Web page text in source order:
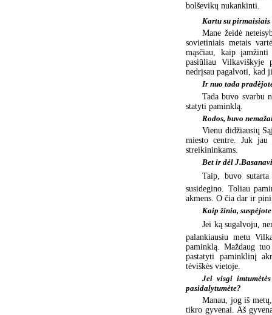
bolševikų nukankinti.
Kartu su
Mane žeidė
sovietiniais metais
mąsčiau, kaip
pasiūliau Vilkaviškyje
nedrįsau pagalvoti, kad
Ir nuo tada
Tada buvo svarbu
statyti paminklą.
Rodos, buvo
Vienu didžiausių
miesto centre. Juk jau
streikininkams.
Bet ir dėl
Taip, buvo
susidegino. Toliau
akmens. O čia dar ir
Kaip žinia,
Jei ką sugalvoju,
palankiausiu metu
paminklą. Maždaug
pastatyti paminklinį
tėviškės vietoje.
Jei visgi
pasidalytumėte?
Manau, jog iš
tikro gyvenai. Aš